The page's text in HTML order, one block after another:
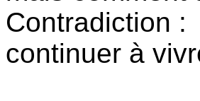
Contradiction :
continuer à